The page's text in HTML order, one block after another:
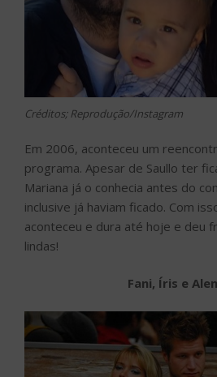
Créditos; Reprodução/Instagram
Em 2006, aconteceu um
programa. Apesar de Saullo ter
Mariana já o conhecia antes do
inclusive já haviam ficado. Com
aconteceu e dura até hoje e deu
lindas!
Fani, Íris e